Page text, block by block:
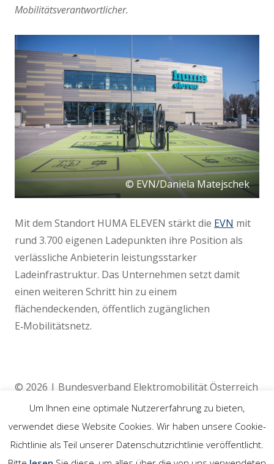
Mobilitätsverantwortlicher.
© EVN/Daniela Matejschek
Mit dem Standort HUMA ELEVEN stärkt die EVN mit
rund 3.700 eigenen Ladepunkten ihre Position als
verlässliche Anbieterin leistungsstarker
Ladeinfrastruktur. Das Unternehmen setzt damit
einen weiteren Schritt hin zu einem
flächendeckenden, öffentlich zugänglichen
E‑Mobilitätsnetz.
© 2026 | Bundesverband Elektromobilität Österreich
(BEÖ) | 4020 Linz
Rechtliches
Um Ihnen eine optimale Nutzererfahrung zu bieten,
verwendet diese Website Cookies. Wir haben unsere Cookie-
Richtlinie als Teil unserer Datenschutzrichtlinie veröffentlicht.